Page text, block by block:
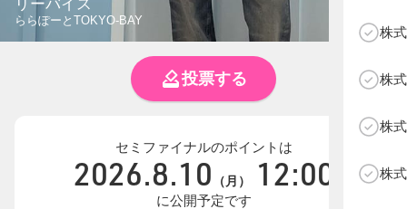
株
株
株
株
ららぽーとTOKYO-BAY ー
投票する
セミファイナルのポイントは
2026.8.10 （月） 12:00
に公開予定です